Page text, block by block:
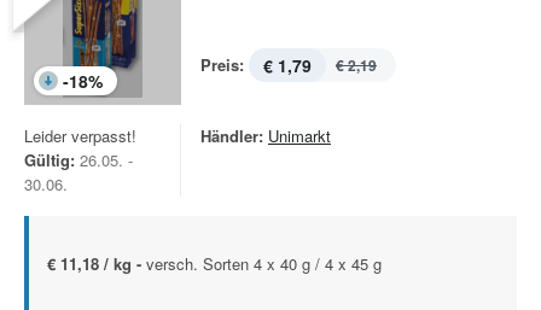
-18%
Preis: € 1,79 € 2,19
Leider verpasst!
Gültig: 26.05. -
30.06.
Händler: Unimarkt
€ 11,18 / kg - versch. Sorten 4 x 40 g / 4 x 45 g